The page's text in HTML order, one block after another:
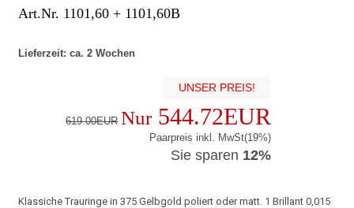
Art.Nr. 1101,60 + 1101,60B
Lieferzeit: ca. 2 Wochen
UNSER PREIS!
619.00EUR Nur544.72EUR
Paarpreis inkl. MwSt(19%)
Sie sparen 12%
Klassiche Trauringe in 375 Gelbgold poliert oder matt. 1 Brillant 0,015